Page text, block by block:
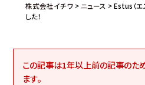
株式会社イチワ> ニュース >Estus（エ
した！
この記事は1年以上前の記事のた
ます｡